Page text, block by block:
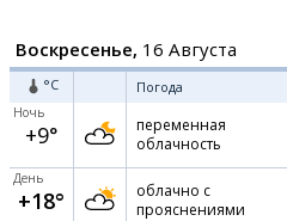
Воскресенье, 16 Августа
°C Погода
Ночь
+9°
переменная
облачность
День
+18°
облачно с
прояснениями